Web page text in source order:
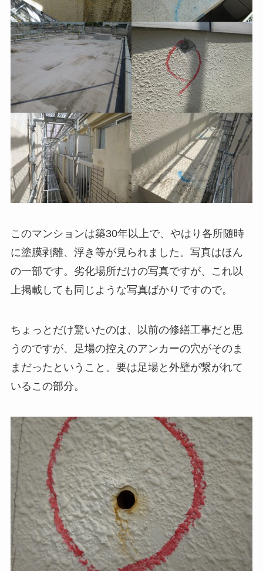
このマンションは築30年以上で、やはり各所随時
に塗膜剥離、浮き等が見られました。写真はほん
の一部です。劣化場所だけの写真ですが、これ以
上掲載しても同じような写真ばかりですので。
ちょっとだけ驚いたのは、以前の修繕工事だと思
うのですが、足場の控えのアンカーの穴がそのま
まだったということ。要は足場と外壁が繋がれて
いるこの部分。